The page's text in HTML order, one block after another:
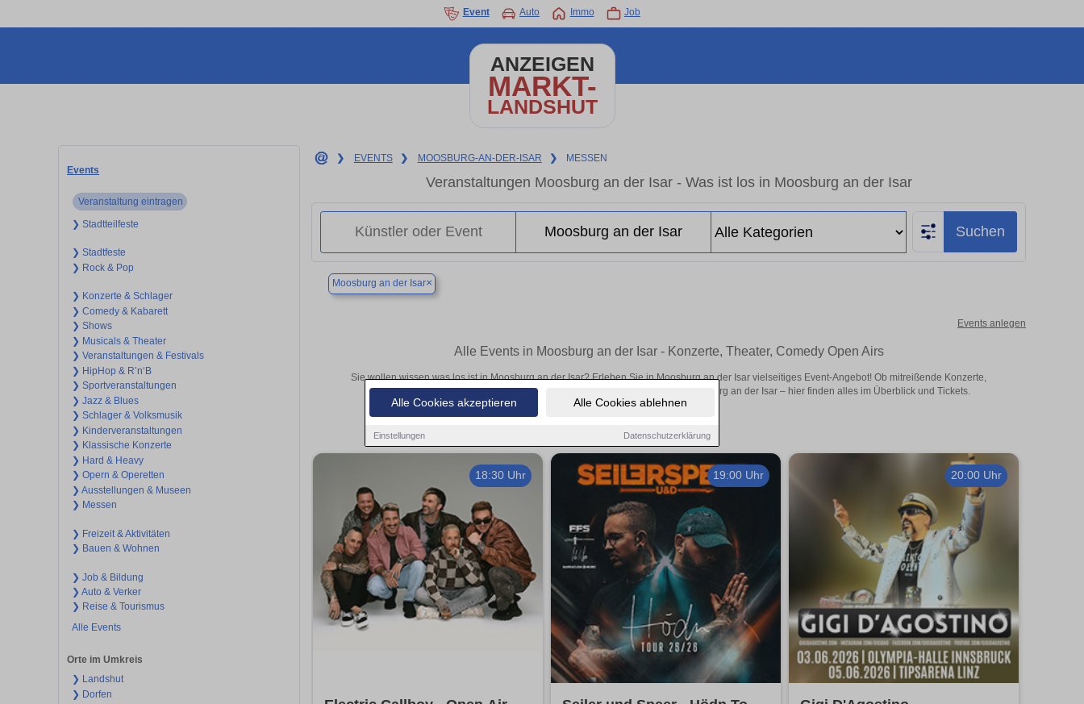
Alle Cookies akzeptieren Alle Cookies ablehnen
Einstellungen Datenschutzerklärung
Event Auto Immo Job
ANZEIGEN
MARKT-
LANDSHUT
Events
Veranstaltung eintragen
❯ Stadtteilfeste
❯ Stadtfeste
❯ Rock & Pop
❯ Konzerte & Schlager
❯ Comedy & Kabarett
❯ Shows
❯ Musicals & Theater
❯ Veranstaltungen & Festivals
❯ HipHop & R’n‘B
❯ Sportveranstaltungen
❯ Jazz & Blues
❯ Schlager & Volksmusik
❯ Kinderveranstaltungen
❯ Klassische Konzerte
❯ Hard & Heavy
❯ Opern & Operetten
❯ Ausstellungen & Museen
❯ Messen
❯ Freizeit & Aktivitäten
❯ Bauen & Wohnen
❯ Job & Bildung
❯ Auto & Verker
❯ Reise & Tourismus
Alle Events
Orte im Umkreis
❯ Landshut
❯ Dorfen
❯ EVENTS ❯ MOOSBURG-AN-DER-ISAR ❯ MESSEN
Veranstaltungen Moosburg an der Isar - Was ist los in Moosburg an der Isar
Suchen
Moosburg an der Isar×
Events anlegen
Alle Events in Moosburg an der Isar - Konzerte, Theater, Comedy Open Airs
Sie wollen wissen was los ist in Moosburg an der Isar? Erleben Sie in Moosburg an der Isar vielseitiges Event-Angebot! Ob mitreißende Konzerte,
inspirierende Theateraufführungen oder aufregende Veranstaltungen in Moosburg an der Isar – hier finden alles im Überblick und Tickets.
18:30 Uhr 19:00 Uhr 20:00 Uhr